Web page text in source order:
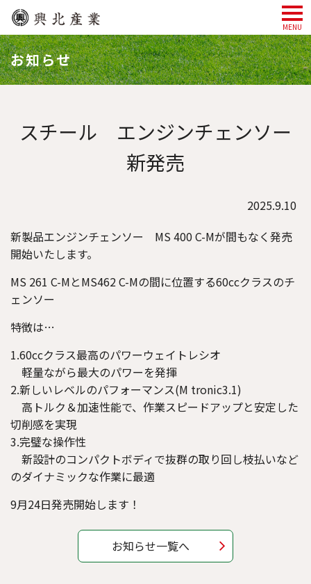
MENU
お知らせ
スチール エンジンチェンソー
新発売
2025.9.10
新製品エンジンチェンソー MS 400 C-Mが間もなく発売
開始いたします。
MS 261 C-MとMS462 C-Mの間に位置する60ccクラスのチ
ェンソー
特徴は…
1.60ccクラス最高のパワーウェイトレシオ
軽量ながら最大のパワーを発揮
2.新しいレベルのパフォーマンス(M tronic3.1)
高トルク＆加速性能で、作業スピードアップと安定した
切削感を実現
3.完璧な操作性
新設計のコンパクトボディで抜群の取り回し枝払いなど
のダイナミックな作業に最適
9月24日発売開始します！
お知らせ一覧へ